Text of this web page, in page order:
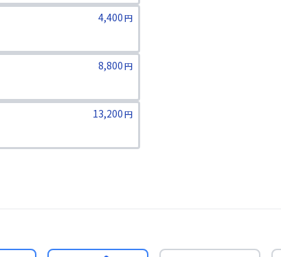
す。二親等までのご家族が対象
4,400円
8,800円
13,200円